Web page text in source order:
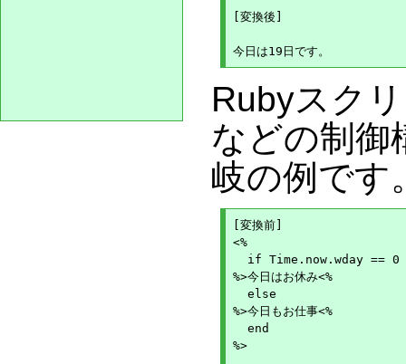
[変換後]
Rubyスク
などの制御
岐の例です
[変換前]
<%
  if Time.now.wday == 0
%>今日はお休み<%
  else
%>今日もお仕事<%
  end
%>